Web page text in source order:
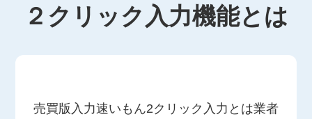
２クリック入力機能とは
売買版入力速いもん2クリック入力とは業者